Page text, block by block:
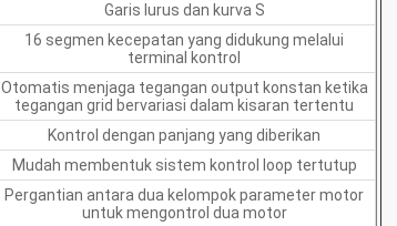
Garis lurus dan kurva S
16 segmen kecepatan yang didukung melalui
terminal kontrol
Otomatis menjaga tegangan output konstan ketika
tegangan grid bervariasi dalam kisaran tertentu
Kontrol dengan panjang yang diberikan
Mudah membentuk sistem kontrol loop tertutup
Pergantian antara dua kelompok parameter motor
untuk mengontrol dua motor